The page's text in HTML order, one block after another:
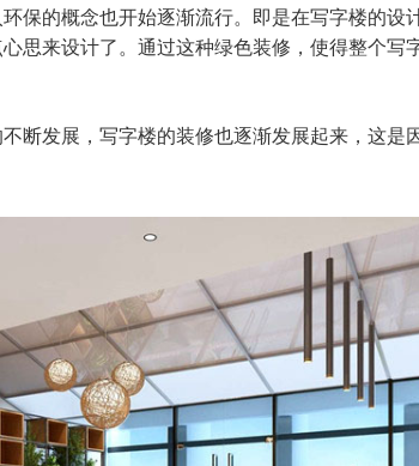
的概念也开始逐渐流行。即是在写字楼的设
思来设计了。通过这种绿色装修，使得整个
发展，写字楼的装修也逐渐发展起来，这是